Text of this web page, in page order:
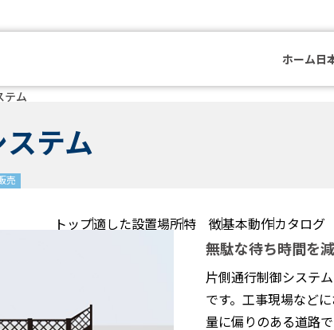
ホーム日
テム
テム
売
トップ適した設置場所特 徴基本動作カタログ
無駄な待ち時間を
片側通行制御システ
です。工事現場など
量に偏りのある道路